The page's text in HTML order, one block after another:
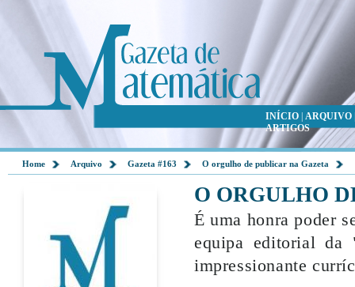
INÍCIO ARQUIVO
ARTIGOS
Home Arquivo Gazeta #163 O orgulho de publicar na Gazeta
O ORGULHO
É uma honra poder
equipa editorial da
impressionante